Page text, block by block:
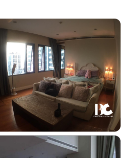
Add comparative units
Number 3